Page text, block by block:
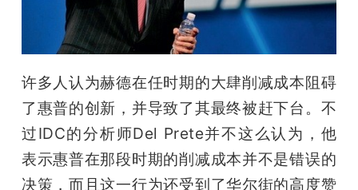
许多人认为赫德在任时期的大肆削减成本阻碍
了惠普的创新，并导致了其最终被赶下台。不
过IDC的分析师Del Prete并不这么认为，他
表示惠普在那段时期的削减成本并不是错误的
决策，而且这一行为还受到了华尔街的高度赞